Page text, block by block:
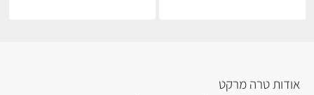
אודות טרה מרקט